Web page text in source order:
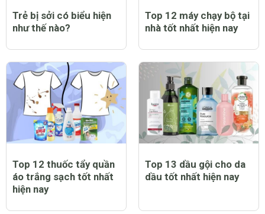
Trẻ bị sởi có biểu hiện
như thế nào?
Top 12 máy chạy bộ tại
nhà tốt nhất hiện nay
Top 12 thuốc tẩy quần
áo trắng sạch tốt nhất
hiện nay
Top 13 dầu gội cho da
dầu tốt nhất hiện nay